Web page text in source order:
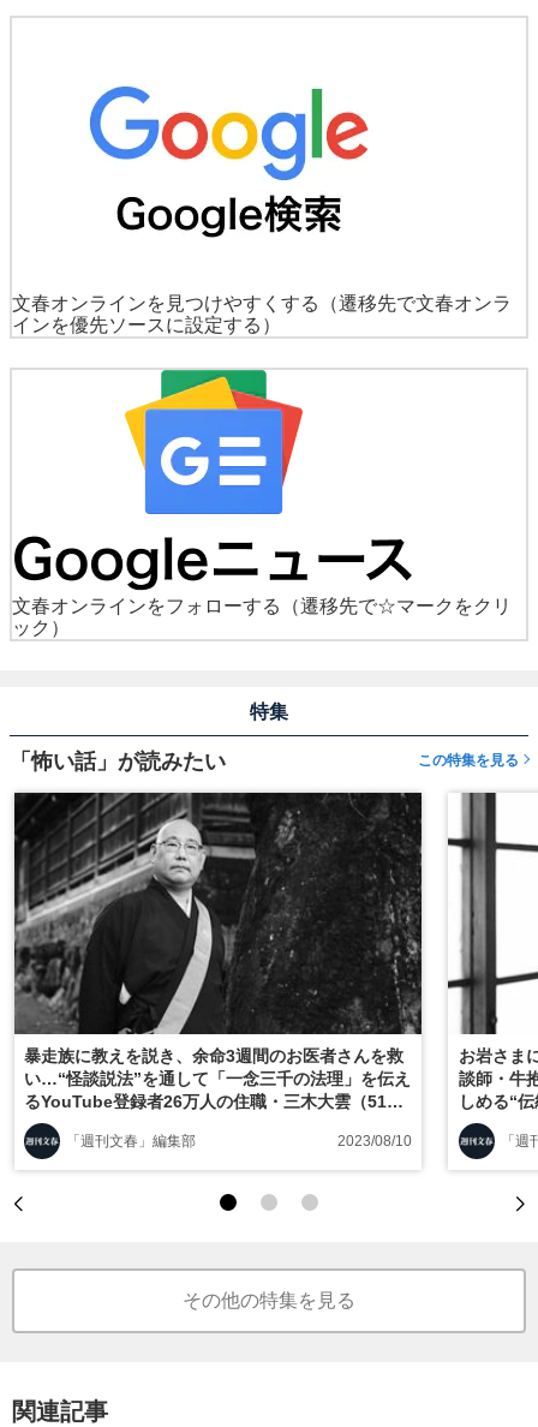
文春オンラインを見つけやすくする
（遷移先で文春オンラ
インを優先ソースに設定する）
文春オンラインをフォローする
（遷移先で☆マークをクリ
ック）
特集
「怖い話」が読みたい この特集を見る
暴走族に教えを説き、余命3週間のお医者さんを救
い…“怪談説法”を通して「一念三千の法理」を伝え
るYouTube登録者26万人の住職・三木大雲（51）
の人生観
「週刊文春」編集部 2023/08/10
お岩さま
談師・牛
しめる“
「
その他の特集を見る
関連記事